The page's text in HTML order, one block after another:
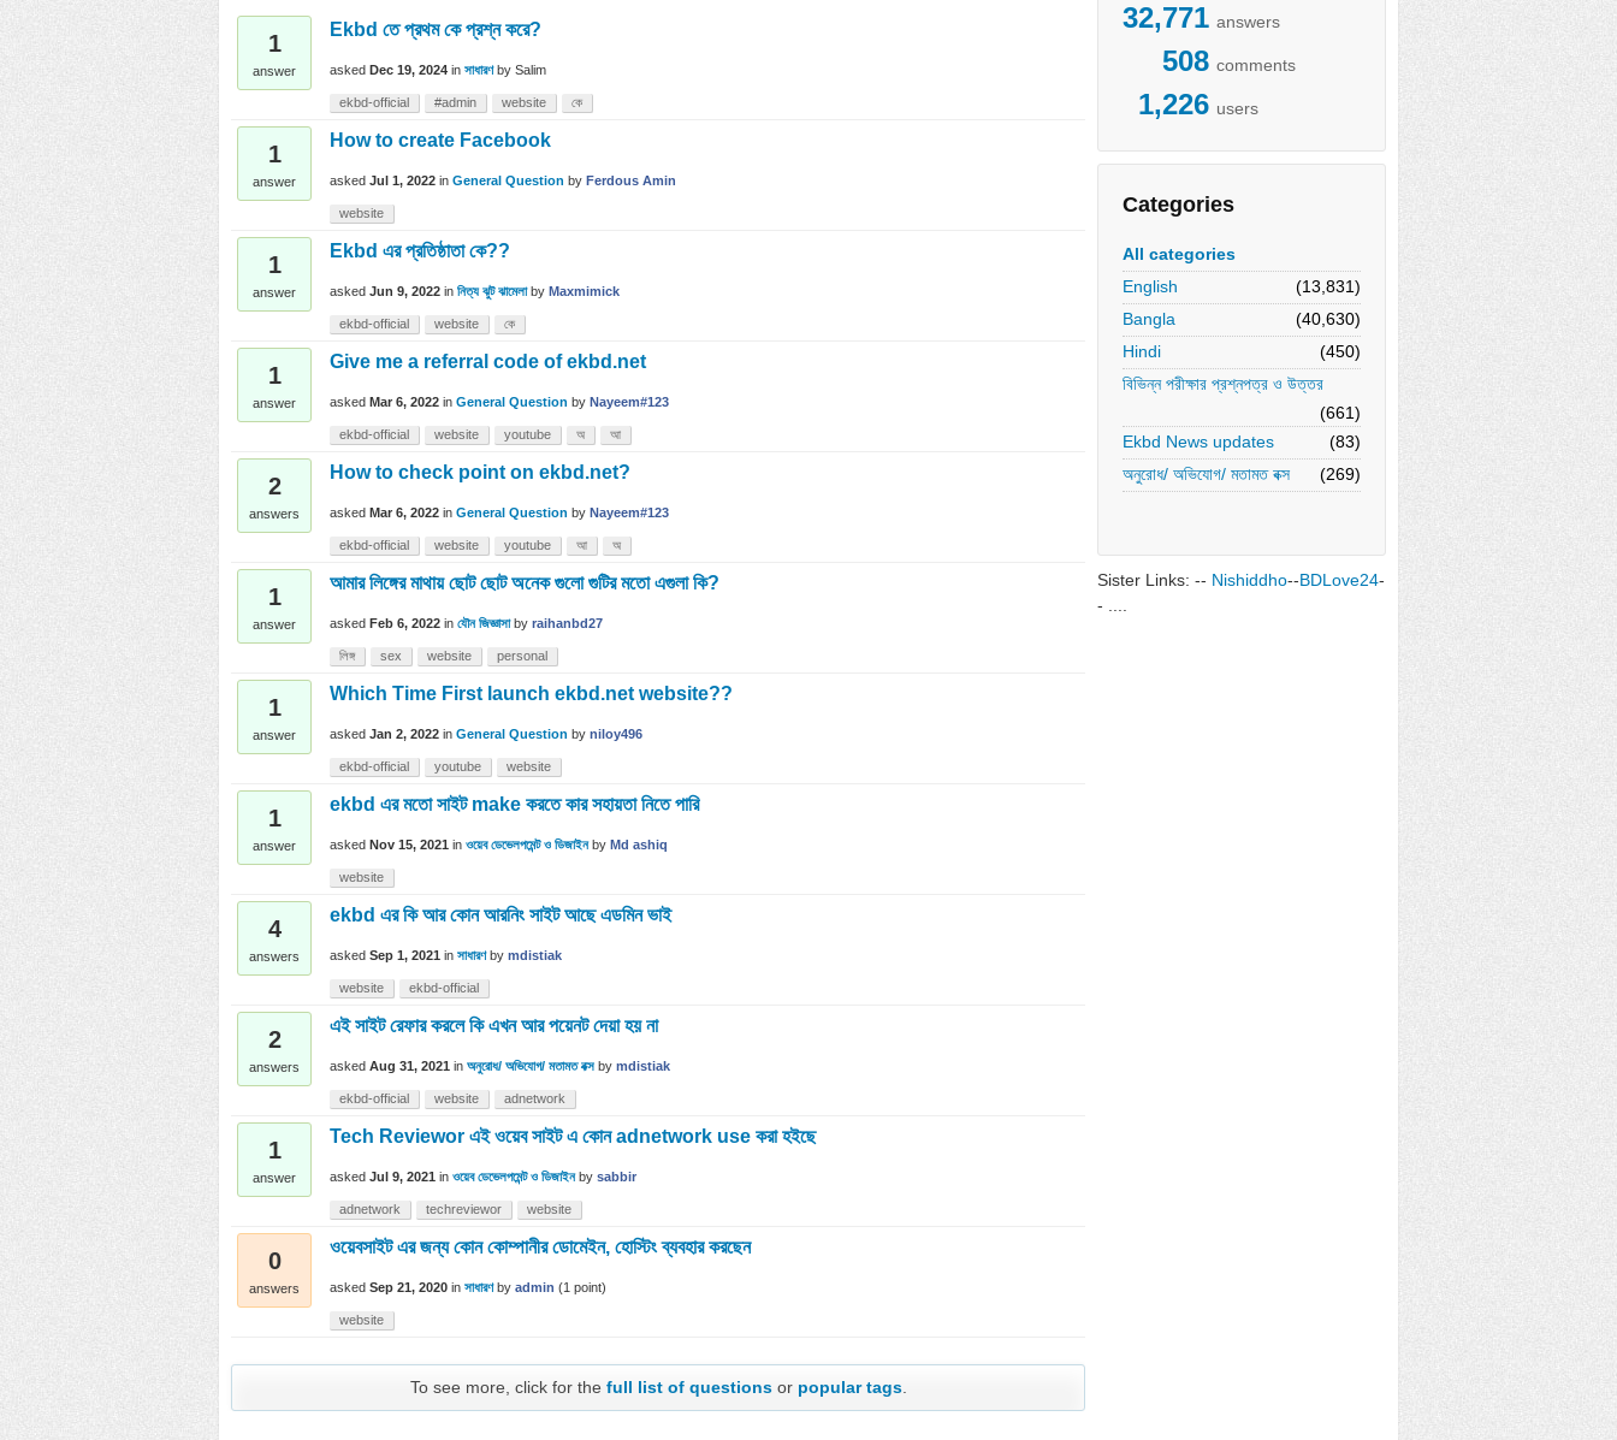
32,771 answers
508 comments
1,226 users
Categories
All categories
English
(13,831)
Bangla
(40,630)
Hindi
(450)
বিভিন্ন পরীক্ষার প্রশ্নপত্র ও উত্তর
(661)
Ekbd News updates
(83)
অনুরোধ/ অভিযোগ/ মতামত বক্স
(269)
Sister Links: -- Nishiddho--BDLove24-
- ....
1
answer
Ekbd তে প্রথম কে প্রশ্ন করে?
asked Dec 19, 2024 in সাধারণ by Salim
ekbd-official #admin website কে
1
answer
How to create Facebook
asked Jul 1, 2022 in General Question by Ferdous Amin
website
1
answer
Ekbd এর প্রতিষ্ঠাতা কে??
asked Jun 9, 2022 in নিত্য ঝুট ঝামেলা by Maxmimick
ekbd-official website কে
1
answer
Give me a referral code of ekbd.net
asked Mar 6, 2022 in General Question by Nayeem#123
ekbd-official website youtube অ আ
2
answers
How to check point on ekbd.net?
asked Mar 6, 2022 in General Question by Nayeem#123
ekbd-official website youtube আ অ
1
answer
আমার লিঙ্গের মাথায় ছোট ছোট অনেক গুলো গুটির মতো এগুলা কি?
asked Feb 6, 2022 in যৌন জিজ্ঞাসা by raihanbd27
লিঙ্গ sex website personal
1
answer
Which Time First launch ekbd.net website??
asked Jan 2, 2022 in General Question by niloy496
ekbd-official youtube website
1
answer
ekbd এর মতো সাইট make করতে কার সহায়তা নিতে পারি
asked Nov 15, 2021 in ওয়েব ডেভেলপমেন্ট ও ডিজাইন by Md ashiq
website
4
answers
ekbd এর কি আর কোন আরনিং সাইট আছে এডমিন ভাই
asked Sep 1, 2021 in সাধারণ by mdistiak
website ekbd-official
2
answers
এই সাইট রেফার করলে কি এখন আর পয়েনট দেয়া হয় না
asked Aug 31, 2021 in অনুরোধ/ অভিযোগ/ মতামত বক্স by mdistiak
ekbd-official website adnetwork
1
answer
Tech Reviewor এই ওয়েব সাইট এ কোন adnetwork use করা হইছে
asked Jul 9, 2021 in ওয়েব ডেভেলপমেন্ট ও ডিজাইন by sabbir
adnetwork techreviewor website
0
answers
ওয়েবসাইট এর জন্য কোন কোম্পানীর ডোমেইন, হোস্টিং ব্যবহার করছেন
asked Sep 21, 2020 in সাধারণ by admin (1 point)
website
To see more, click for the full list of questionsor popular tags.